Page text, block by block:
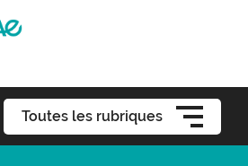
Toutes les rubriques